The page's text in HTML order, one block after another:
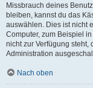
Missbrauch deines
bleiben, kannst du das
auswählen. Dies ist nicht
Computer, zum Beispiel
nicht zur Verfügung steht,
Administration
Nach oben